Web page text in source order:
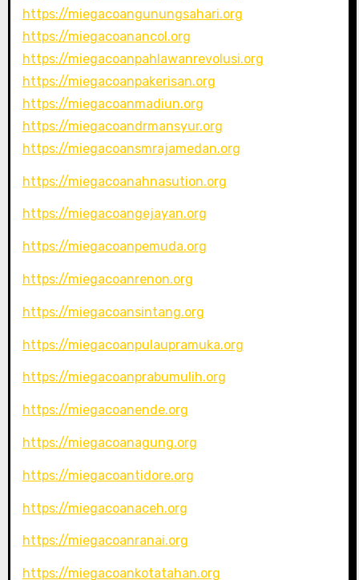
https://miegacoangunungsahari.org
https://miegacoanancol.org
https://miegacoanpahlawanrevolusi.org
https://miegacoanpakerisan.org
https://miegacoanmadiun.org
https://miegacoandrmansyur.org
https://miegacoansmrajamedan.org
https://miegacoanahnasution.org
https://miegacoangejayan.org
https://miegacoanpemuda.org
https://miegacoanrenon.org
https://miegacoansintang.org
https://miegacoanpulaupramuka.org
https://miegacoanprabumulih.org
https://miegacoanende.org
https://miegacoanagung.org
https://miegacoantidore.org
https://miegacoanaceh.org
https://miegacoanranai.org
https://miegacoankotatahan.org